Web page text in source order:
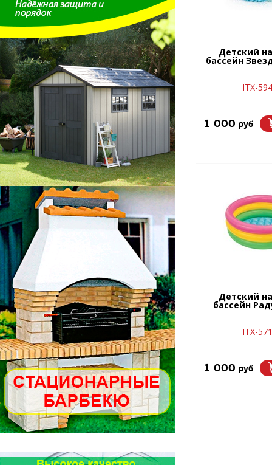
Детский
бассейн
ITX-
1 000 руб
Детский
бассейн
ITX-
1 000 руб